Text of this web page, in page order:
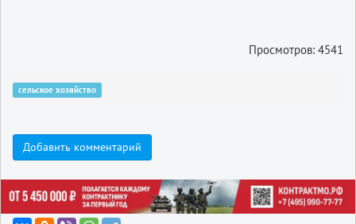
Просмотров: 4541
сельское хозяйство
Добавить комментарий